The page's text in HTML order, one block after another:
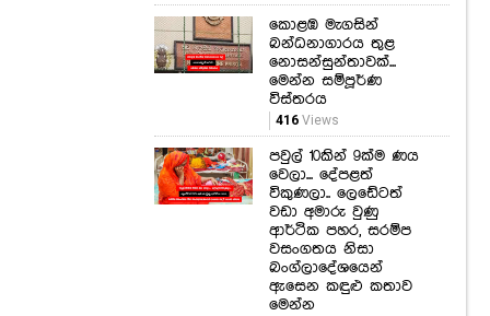
කොළඹ මැගසින්
බන්ධනාගාරය තුළ
නොසන්සුන්තාවක්...
මෙන්න සම්පූර්ණ
විස්තරය
416 Views
පවුල් 10කින් 9ක්ම ණය
වෙලා... දේපළත්
විකුණලා.. ලෙඩේටත්
වඩා අමාරු වුණු
ආර්ථික පහර, සරම්ප
වසංගතය නිසා
බංග්ලාදේශයෙන්
ඇසෙන කඳුළු කතාව
මෙන්න